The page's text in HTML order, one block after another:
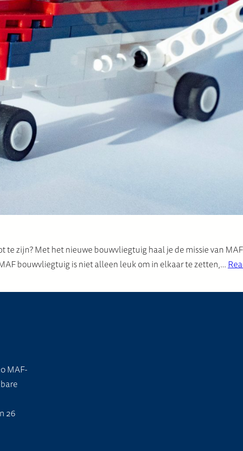
zijn? Met het nieuwe bouwvliegtuig haal je de missie van
bouwvliegtuig is niet alleen leuk om in elkaar te zetten,…
MAF-
26